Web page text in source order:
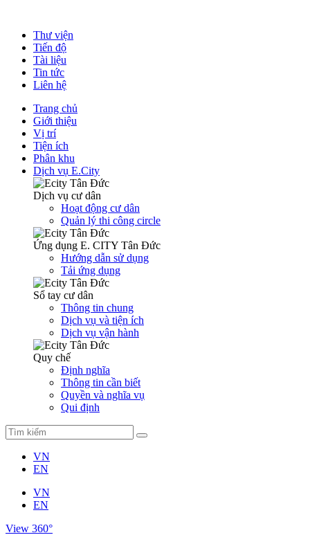
Thư viện
Tiến độ
Tài liệu
Tin tức
Liên hệ
Trang chủ
Giới thiệu
Vị trí
Tiện ích
Phân khu
Dịch vụ E.City
Dịch vụ cư dân
Hoạt động cư dân
Quản lý thi công circle
Ứng dụng E. CITY Tân Đức
Hướng dẫn sử dụng
Tải ứng dụng
Sổ tay cư dân
Thông tin chung
Dịch vụ và tiện ích
Dịch vụ vận hành
Quy chế
Định nghĩa
Thông tin cần biết
Quyền và nghĩa vụ
Qui định
VN
EN
VN
EN
View 360°